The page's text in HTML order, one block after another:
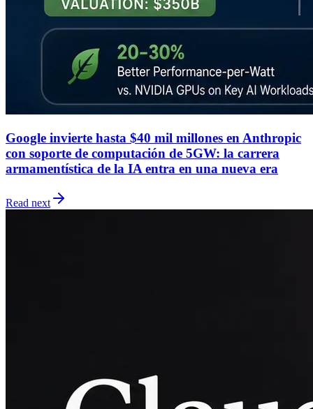
Google invierte hasta $40 mil millones en Anthropic
con soporte de computación de 5GW: la carrera
armamentística de la IA entra en una nueva era
Read next